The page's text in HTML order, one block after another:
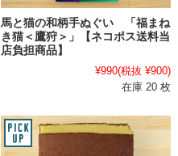
馬と猫の和柄手ぬぐい 「福まね
き猫＜鷹狩＞」【ネコポス送料当
店負担商品】
¥990(税抜 ¥900)
在庫 20 枚